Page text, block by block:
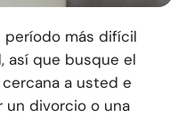
período más difícil
así que busque el
a usted e
un divorcio o una